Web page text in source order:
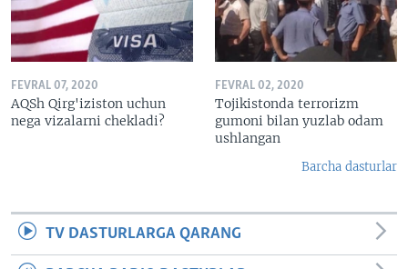
FEVRAL 07, 2020
AQSh Qirg'iziston uchun
nega vizalarni chekladi?
FEVRAL 02, 2020
Tojikistonda terrorizm
gumoni bilan yuzlab odam
ushlangan
Barcha dasturlar
TV DASTURLARGA QARANG